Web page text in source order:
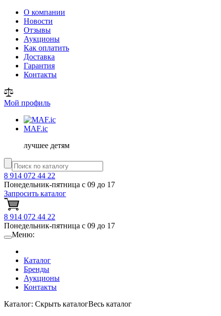
О компании
Новости
Отзывы
Аукционы
Как оплатить
Доставка
Гарантия
Контакты
Мой профиль
MAF.ic
лучшее детям
8 914 072 44 22
Понедельник-пятница с 09 до 17
Запросить каталог
8 914 072 44 22
Понедельник-пятница с 09 до 17
Меню:
Каталог
Бренды
Аукционы
Контакты
Каталог: Cкрыть каталогВесь каталог